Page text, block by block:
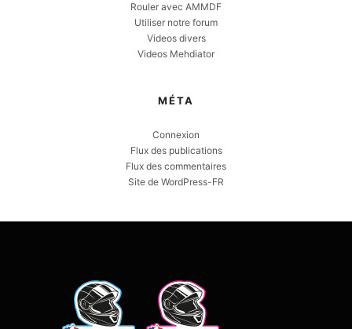
Rouler avec AMMDF
Utiliser notre forum
Videos divers
Videos Mehdiator
MÉTA
Connexion
Flux des publications
Flux des commentaires
Site de WordPress-FR